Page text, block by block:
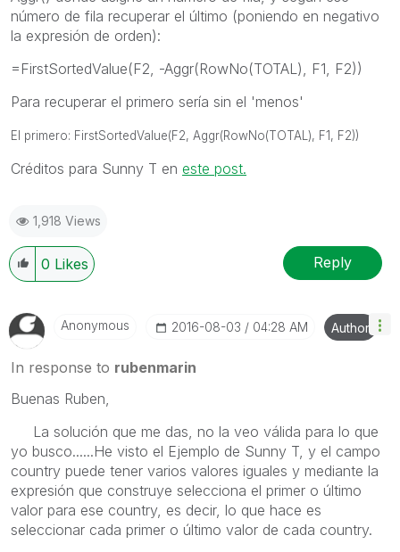
número de fila recuperar el último (poniendo en negativo
la expresión de orden):
=FirstSortedValue(F2, -Aggr(RowNo(TOTAL), F1, F2))
Para recuperar el primero sería sin el 'menos'
El primero: FirstSortedValue(F2, Aggr(RowNo(TOTAL), F1, F2))
Créditos para Sunny T en este post.
1,918 Views
0 Likes Reply
Anonymous ‎2016-08-03 04:28 AM Author
In response to rubenmarin
Buenas Ruben,
La solución que me das, no la veo válida para lo que
yo busco......He visto el Ejemplo de Sunny T, y el campo
country puede tener varios valores iguales y mediante la
expresión que construye selecciona el primer o último
valor para ese country, es decir, lo que hace es
seleccionar cada primer o último valor de cada country.